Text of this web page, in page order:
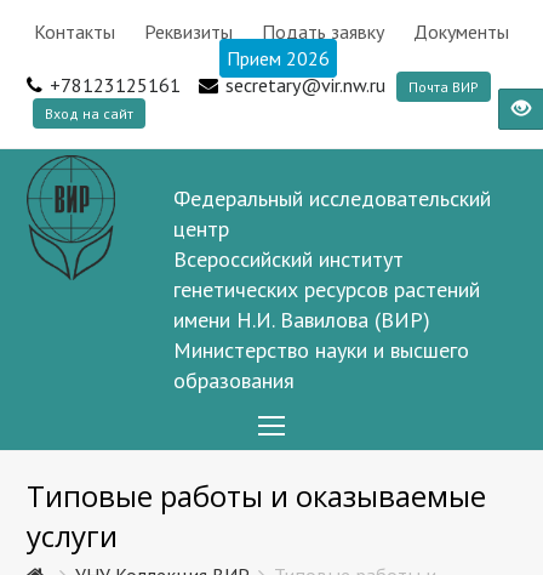
Контакты Реквизиты Подать заявку
Документы
Прием 2026
+78123125161
secretary@vir.nw.ru
Почта ВИР
Вход на сайт
Федеральный исследовательский
центр
Всероссийский институт
генетических ресурсов растений
имени Н.И. Вавилова (ВИР)
Министерство науки и высшего
образования
Menu
Типовые работы и оказываемые
услуги